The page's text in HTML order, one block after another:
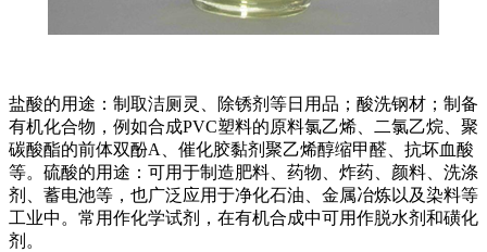
盐酸的用途：制取洁厕灵、除锈剂等日用品；酸洗钢材；制备
有机化合物，例如合成PVC塑料的原料氯乙烯、二氯乙烷、聚
碳酸酯的前体双酚A、催化胶黏剂聚乙烯醇缩甲醛、抗坏血酸
等。硫酸的用途：可用于制造肥料、药物、炸药、颜料、洗涤
剂、蓄电池等，也广泛应用于净化石油、金属冶炼以及染料等
工业中。常用作化学试剂，在有机合成中可用作脱水剂和磺化
剂。